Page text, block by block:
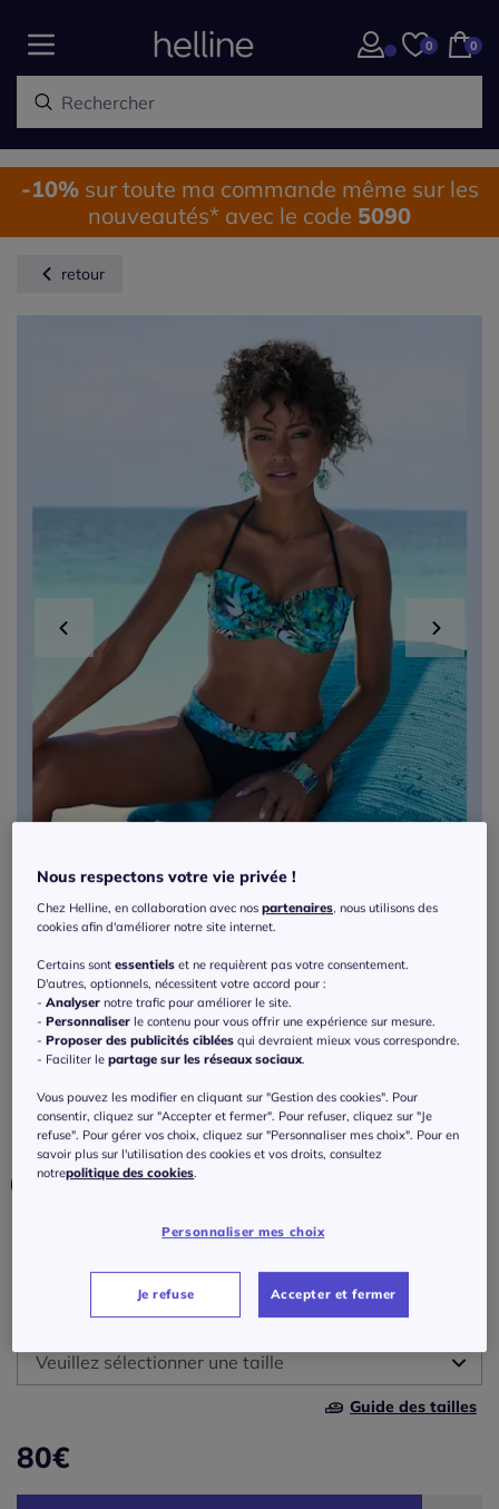
0 0
-10%sur toute ma commande même sur les
nouveautés* avec le code 5090
retour
Exclu web
Maillot de bain bandeau à armatures
bonnets rembourrés et slips.
Couleur :turquoise imprimé
C
Veuillez sélectionner une taille
Guide des tailles
80€
Nous respectons votre vie privée !
Chez Helline, en collaboration avec nospartenaires, nous utilisons des
cookies afin d'améliorer notre site internet.
Certains sontessentiels et ne requièrent pas votre consentement.
D'autres, optionnels, nécessitent votre accord pour :
-Analyser notre trafic pour améliorer le site.
-Personnaliser le contenu pour vous offrir une expérience sur mesure.
-Proposer des publicités ciblées qui devraient mieux vous correspondre.
- Faciliter lepartage sur les réseaux sociaux.
Vous pouvez les modifier en cliquant sur "Gestion des cookies". Pour
consentir, cliquez sur "Accepter et fermer". Pour refuser, cliquez sur "Je
refuse". Pour gérer vos choix, cliquez sur "Personnaliser mes choix". Pour en
savoir plus sur l'utilisation des cookies et vos droits, consultez
notrepolitique des cookies.
Personnaliser mes choix
Je refuse Accepter et fermer